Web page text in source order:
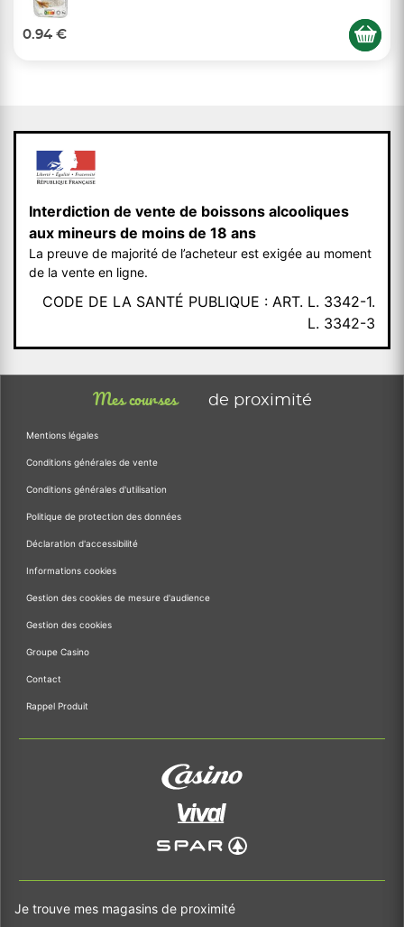
0.94 €
Interdiction de vente de boissons alcooliques
aux mineurs de moins de 18 ans
La preuve de majorité de l’acheteur est exigée au moment
de la vente en ligne.
CODE DE LA SANTÉ PUBLIQUE : ART. L. 3342-1.
L. 3342-3
Mes courses de proximité
Mentions légales
Conditions générales de vente
Conditions générales d'utilisation
Politique de protection des données
Déclaration d'accessibilité
Informations cookies
Gestion des cookies de mesure d'audience
Gestion des cookies
Groupe Casino
Contact
Rappel Produit
Je trouve mes magasins de proximité